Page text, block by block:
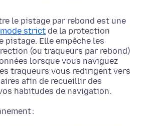
le pistage par rebond est une
mode strict de la protection
pistage. Elle empêche les
(ou traqueurs par rebond)
lorsque vous naviguez
traqueurs vous redirigent vers
afin de recueillir des
habitudes de navigation.
: